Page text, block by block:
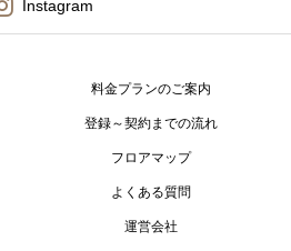
Instagram
料金プランのご案内
登録～契約までの流れ
フロアマップ
よくある質問
運営会社